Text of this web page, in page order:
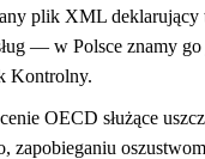
plik XML deklarujący
— w Polsce znamy
Kontrolny.
OECD służące
zapobieganiu